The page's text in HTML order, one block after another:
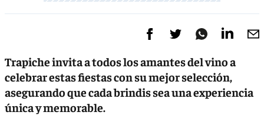
Trapiche invita a todos los amantes del vino a
celebrar estas fiestas con su mejor selección,
asegurando que cada brindis sea una experiencia
única y memorable.